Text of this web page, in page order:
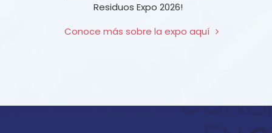
Residuos Expo 2026!
Conoce más sobre la expo aquí